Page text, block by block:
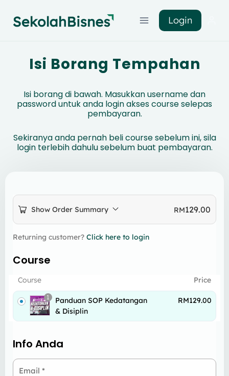
Login
Isi Borang Tempahan
Isi borang di bawah. Masukkan username dan
password untuk anda login akses course selepas
pembayaran.
Sekiranya anda pernah beli course sebelum ini, sila
login terlebih dahulu sebelum buat pembayaran.
Show Order Summary RM129.00
Returning customer? Click here to login
Course
Course Price
1
Panduan SOP Kedatangan
& Disiplin
RM129.00
Info Anda
Email *